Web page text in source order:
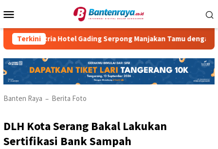
ke
Mobile
Terkini
Atria Hotel Gading Serpong Manjakan Tamu dengan Robot
Banten Raya – Berita Foto
DLH Kota Serang Bakal Lakukan
Sertifikasi Bank Sampah